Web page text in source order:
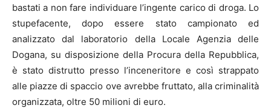
bastati a non fare individuare l’ingente carico di droga. Lo
stupefacente, dopo essere stato campionato ed
analizzato dal laboratorio della Locale Agenzia delle
Dogana, su disposizione della Procura della Repubblica,
è stato distrutto presso l’inceneritore e così strappato
alle piazze di spaccio ove avrebbe fruttato, alla criminalità
organizzata, oltre 50 milioni di euro.